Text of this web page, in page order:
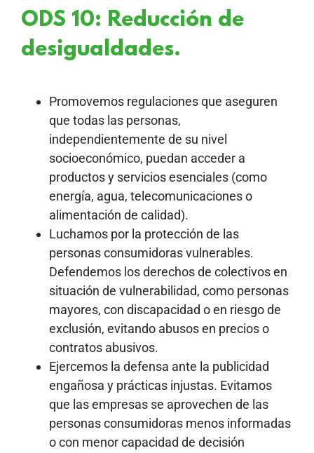
ODS 10: Reducción de
desigualdades.
Promovemos regulaciones que aseguren
que todas las personas,
independientemente de su nivel
socioeconómico, puedan acceder a
productos y servicios esenciales (como
energía, agua, telecomunicaciones o
alimentación de calidad).
Luchamos por la protección de las
personas consumidoras vulnerables.
Defendemos los derechos de colectivos en
situación de vulnerabilidad, como personas
mayores, con discapacidad o en riesgo de
exclusión, evitando abusos en precios o
contratos abusivos.
Ejercemos la defensa ante la publicidad
engañosa y prácticas injustas. Evitamos
que las empresas se aprovechen de las
personas consumidoras menos informadas
o con menor capacidad de decisión